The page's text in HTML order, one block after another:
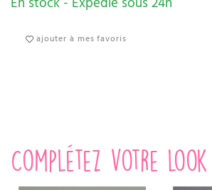
ajouter à mes favoris
Complétez votre look